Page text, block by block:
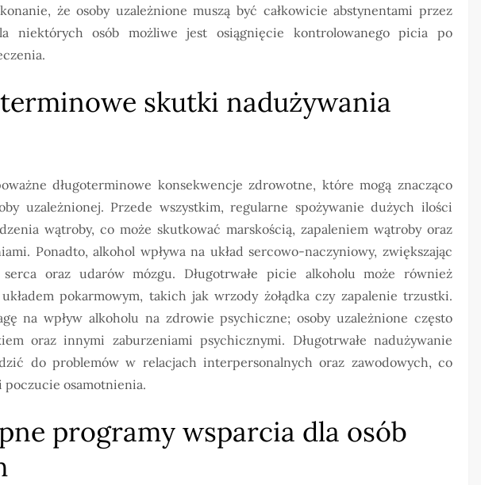
że osoby uzależnione muszą być całkowicie abstynentami przez
niektórych osób możliwe jest osiągnięcie kontrolowanego picia po
skutki nadużywania
długoterminowe konsekwencje zdrowotne, które mogą znacząco
uzależnionej. Przede wszystkim, regularne spożywanie dużych ilości
wątroby, co może skutkować marskością, zapaleniem wątroby oraz
Ponadto, alkohol wpływa na układ sercowo-naczyniowy, zwiększając
oraz udarów mózgu. Długotrwałe picie alkoholu może również
pokarmowym, takich jak wrzody żołądka czy zapalenie trzustki.
na wpływ alkoholu na zdrowie psychiczne; osoby uzależnione często
oraz innymi zaburzeniami psychicznymi. Długotrwałe nadużywanie
do problemów w relacjach interpersonalnych oraz zawodowych, co
poczucie osamotnienia.
programy wsparcia dla osób